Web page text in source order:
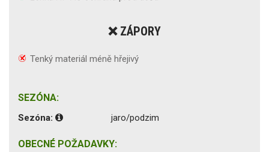
❌ ZÁPORY
Tenký materiál méně hřejivý
SEZÓNA:
Sezóna: jaro/podzim
OBECNÉ POŽADAVKY: